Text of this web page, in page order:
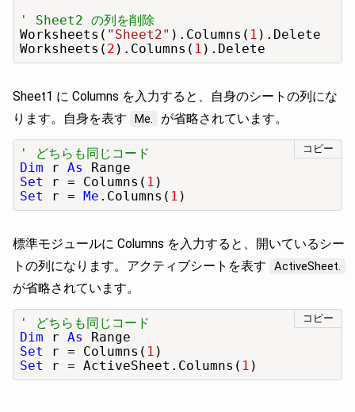
' Sheet2 の列を削除
Worksheets( "Sheet2" ).Columns( 1 ).Delete
Worksheets( 2 ).Columns( 1 ).Delete
Sheet1 に Columns を入力すると、自身のシートの列にな
ります。自身を表す
Me. が省略されています。
コピー
' どちらも同じコード
Dim r As
Set
r = Columns( 1
Set
r = Me .Columns( 1 )
標準モジュールに Columns を入力すると、開いているシー
トの列になります。アクティブシートを表す
ActiveSheet.
が省略されています。
コピー
' どちらも同じコード
Dim r As
Set
r = Columns( 1
Set
r = ActiveSheet.Columns( 1 )